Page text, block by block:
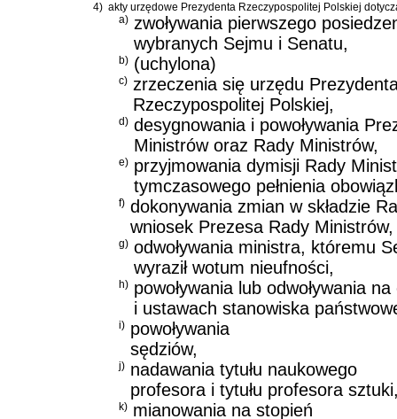
4) akty urzędowe Prezydenta Rzeczypospolitej Polskiej
a) zwoływania pierwszego
wybranych Sejmu i Senatu,
b) (uchylona)
c) zrzeczenia się urzędu
Rzeczypospolitej Polskiej,
d) desygnowania i powoływania
Ministrów oraz Rady Ministrów,
e) przyjmowania dymisji Rady
tymczasowego pełnienia
f) dokonywania zmian w składzie
wniosek Prezesa Rady Ministrów,
g) odwoływania ministra, któremu
wyraził wotum nieufności,
h) powoływania lub odwoływania
i ustawach stanowiska
i) powoływania
sędziów,
j) nadawania tytułu naukowego
profesora i tytułu profesora
k) mianowania na stopień